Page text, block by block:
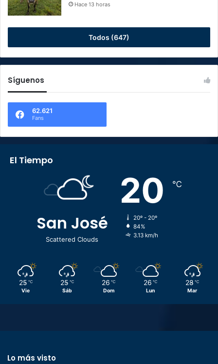
Hace 13 horas
Todos (647)
Síguenos
62.621
Fans
El Tiempo
San José
Scattered Clouds
20 ℃
20º - 20º
84%
3.13 km/h
25 ℃
Vie
25 ℃
Sáb
26 ℃
Dom
26 ℃
Lun
28 ℃
Mar
Lo más visto